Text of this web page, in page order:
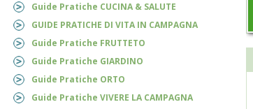
Guide Pratiche CUCINA & SALUTE
GUIDE PRATICHE DI VITA IN CAMPAGNA
Guide Pratiche FRUTTETO
Guide Pratiche GIARDINO
Guide Pratiche ORTO
Guide Pratiche VIVERE LA CAMPAGNA